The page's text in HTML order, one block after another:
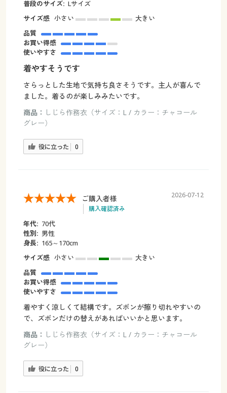
普段のサイズ: Lサイズ
サイズ感 小さい
大きい
品質
お買い得感
使いやすさ
着やすそうです
さらっとした生地で気持ち良さそうです。主人が喜んで
ました。着るのが楽しみみたいです。
商品： しじら作務衣（サイズ：L / カラー：チャコール
グレー）
役に立った 0
ご購入者様
購入確認済み
2026-07-12
年代: 70代
性別: 男性
身長: 165～170cm
サイズ感 小さい
大きい
品質
お買い得感
使いやすさ
着やすく涼しくて結構です。ズボンが擦り切れやすいの
で、ズボンだけの替えがあればいいかと思います。
商品： しじら作務衣（サイズ：L / カラー：チャコール
グレー）
役に立った 0